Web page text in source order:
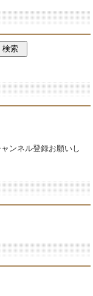
ンネル登録お願いし